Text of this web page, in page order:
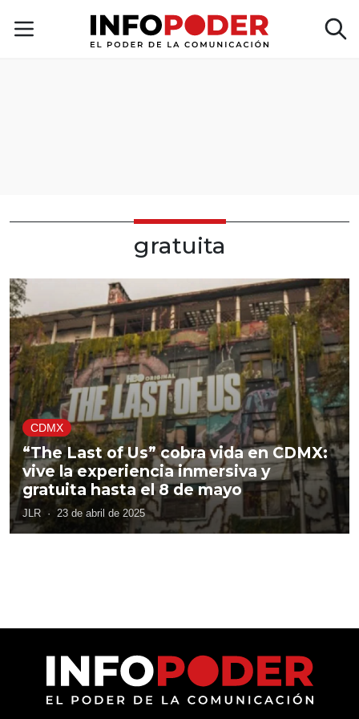
gratuita
CDMX
“The Last of Us” cobra vida en CDMX:
vive la experiencia inmersiva y
gratuita hasta el 8 de mayo
JLR · 23 de abril de 2025